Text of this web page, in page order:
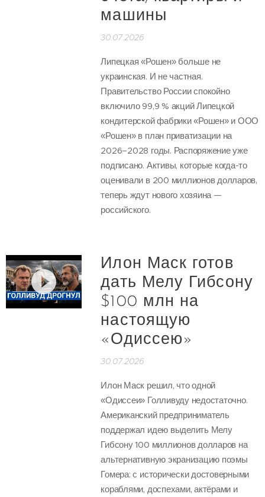
машины
30.07.2026
Липецкая «Рошен» больше не
украинская. И не частная.
Правительство России спокойно
включило 99,9 % акций Липецкой
кондитерской фабрики «Рошен» и ООО
«Рошен» в план приватизации на
2026–2028 годы. Распоряжение уже
подписано. Активы, которые когда-то
оценивали в 200 миллионов долларов,
теперь ждут нового хозяина —
российского.
Илон Маск готов
дать Мелу Гибсону
$100 млн на
настоящую
«Одиссею»
30.07.2026
Илон Маск решил, что одной
«Одиссеи» Голливуду недостаточно.
Американский предприниматель
поддержал идею выделить Мелу
Гибсону 100 миллионов долларов на
альтернативную экранизацию поэмы
Гомера: с исторически достоверными
кораблями, доспехами, актёрами и